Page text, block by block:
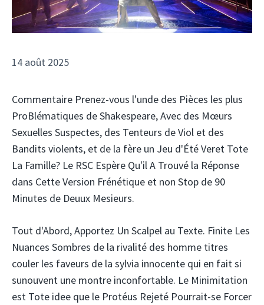
14 août 2025
Commentaire Prenez-vous l'unde des Pièces les plus
ProBlématiques de Shakespeare, Avec des Mœurs
Sexuelles Suspectes, des Tenteurs de Viol et des
Bandits violents, et de la fère un Jeu d'Été Veret Tote
La Famille? Le RSC Espère Qu'il A Trouvé la Réponse
dans Cette Version Frénétique et non Stop de 90
Minutes de Deuux Mesieurs.
Tout d'Abord, Apportez Un Scalpel au Texte. Finite Les
Nuances Sombres de la rivalité des homme titres
couler les faveurs de la sylvia innocente qui en fait si
sunouvent une montre inconfortable. Le Minimitation
est Tote idee que le Protéus Rejeté Pourrait-se Forcer